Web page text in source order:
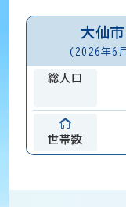
大仙
(2026年6
総人口
世帯数